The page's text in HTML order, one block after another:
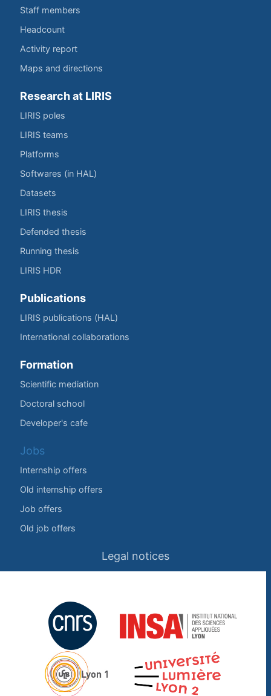
Staff members
Headcount
Activity report
Maps and directions
Research at LIRIS
LIRIS poles
LIRIS teams
Platforms
Softwares (in HAL)
Datasets
LIRIS thesis
Defended thesis
Running thesis
LIRIS HDR
Publications
LIRIS publications (HAL)
International collaborations
Formation
Scientific mediation
Doctoral school
Developer's cafe
Jobs
Internship offers
Old internship offers
Job offers
Old job offers
Legal notices